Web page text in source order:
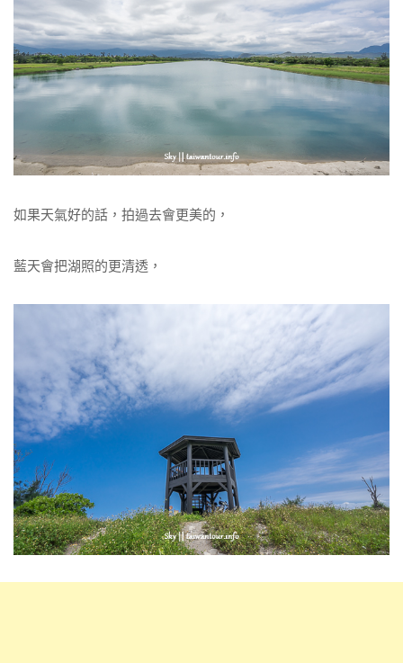
如果天氣好的話，拍過去會更美的，
藍天會把湖照的更清透，